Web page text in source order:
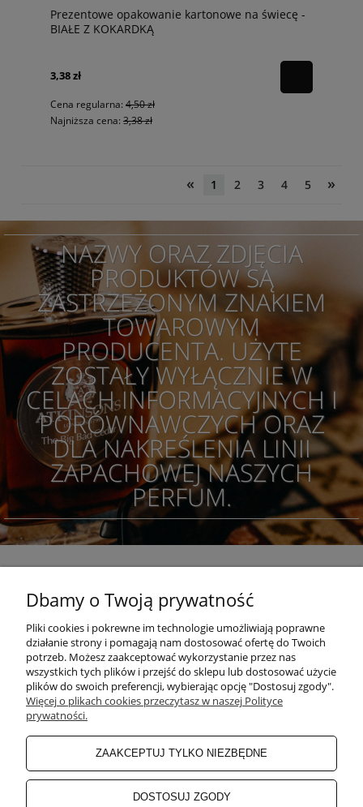
Prezentowe opakowanie kartonowe na świecę -
BIAŁE Z KOKARDKĄ
3,38 zł
Cena regularna: 4,50 zł
Najniższa cena: 3,38 zł
« 1 2 3 4 5 »
NAZWY ORAZ ZDJĘCIA
PRODUKTÓW SĄ
ZASTRZEŻONYM ZNAKIEM
TOWAROWYM
PRODUCENTA. UŻYTE
ZOSTAŁY WYŁĄCZNIE W
CELACH INFORMACYJNYCH I
PORÓWNAWCZYCH ORAZ
DLA NAKREŚLENIA LINII
ZAPACHOWEJ NASZYCH
PERFUM.
POMOC
KONKURSY
MOJE KONTO
PŁATNOŚCI I DOSTAWA
Dbamy o Twoją prywatność
Pliki cookies i pokrewne im technologie umożliwiają poprawne
działanie strony i pomagają nam dostosować ofertę do Twoich
potrzeb. Możesz zaakceptować wykorzystanie przez nas
wszystkich tych plików i przejść do sklepu lub dostosować użycie
plików do swoich preferencji, wybierając opcję "Dostosuj zgody".
Więcej o plikach cookies przeczytasz w naszej Polityce
prywatności.
ZAAKCEPTUJ TYLKO NIEZBĘDNE
DOSTOSUJ ZGODY